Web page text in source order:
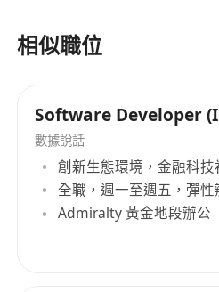
化的专业招聘服务。其业务
学与工程、项目与变革、业
售与营销、供应链与采购等
学科的人才需求。Morgan
解決方案，还包括人才解决
公司致力于通过RPO、MSP
Solutions等全面的人力资
职者创造价值。此外，
性与包容性在现代企业中的
相似職位
Software Developer
數據說話
創新生態環境，金融科技
全職，週一至週五，彈性
Admiralty 黃金地段辦公